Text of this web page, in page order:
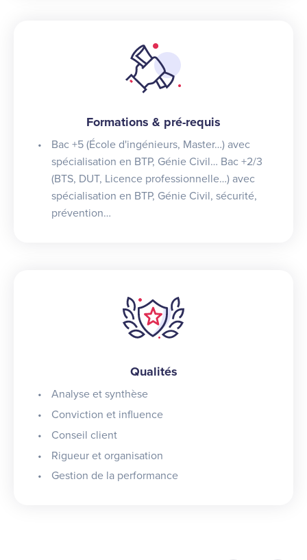
Formations & pré-requis
Bac +5 (École d'ingénieurs, Master…) avec
spécialisation en BTP, Génie Civil… Bac +2/3
(BTS, DUT, Licence professionnelle…) avec
spécialisation en BTP, Génie Civil, sécurité,
prévention…
Qualités
Analyse et synthèse
Conviction et influence
Conseil client
Rigueur et organisation
Gestion de la performance